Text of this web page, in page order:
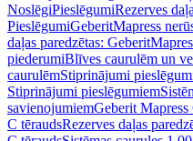
NoslēgiPieslēgumiRezerves
PieslēgumiGeberitMapress
daļas paredzētas:
piederumiBlīves caurulēm un
caurulēmStiprinājumi
Stiprinājumi pieslēgumiem
savienojumiemGeberit Mapress
C tēraudsRezerves daļas